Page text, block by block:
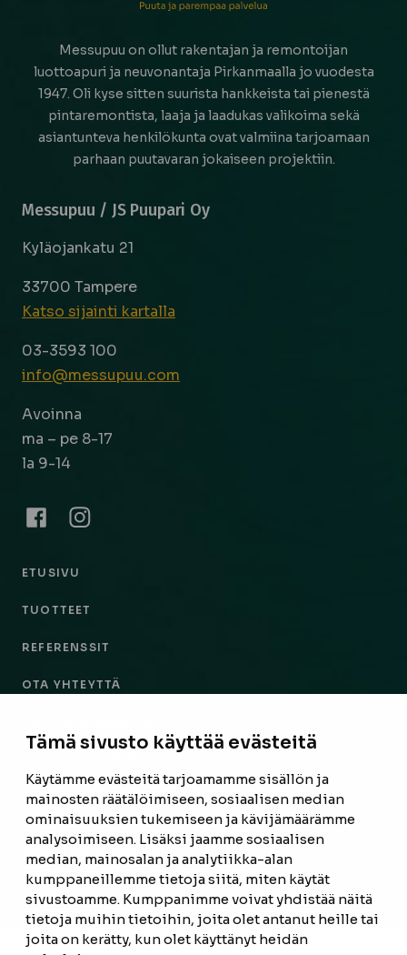
Tämä sivusto käyttää evästeitä
Käytämme evästeitä tarjoamamme sisällön ja
mainosten räätälöimiseen, sosiaalisen median
ominaisuuksien tukemiseen ja kävijämäärämme
analysoimiseen. Lisäksi jaamme sosiaalisen
median, mainosalan ja analytiikka-alan
kumppaneillemme tietoja siitä, miten käytät
sivustoamme. Kumppanimme voivat yhdistää näitä
tietoja muihin tietoihin, joita olet antanut heille tai
joita on kerätty, kun olet käyttänyt heidän
Messupuu on ollut rakentajan ja remontoijan
luottoapuri ja neuvonantaja Pirkanmaalla jo vuodesta
1947. Oli kyse sitten suurista hankkeista tai pienestä
pintaremontista, laaja ja laadukas valikoima sekä
asiantunteva henkilökunta ovat valmiina tarjoamaan
parhaan puutavaran jokaiseen projektiin.
Messupuu / JS Puupari Oy
Kyläojankatu 21
33700 Tampere
Katso sijainti kartalla
03-3593 100
info@messupuu.com
Avoinna
ma – pe 8-17
la 9-14
Facebook
ETUSIVU
TUOTTEET
REFERENSSIT
OTA YHTEYTTÄ
EVÄSTEASETUKSET
TILAA UUTISKIRJE